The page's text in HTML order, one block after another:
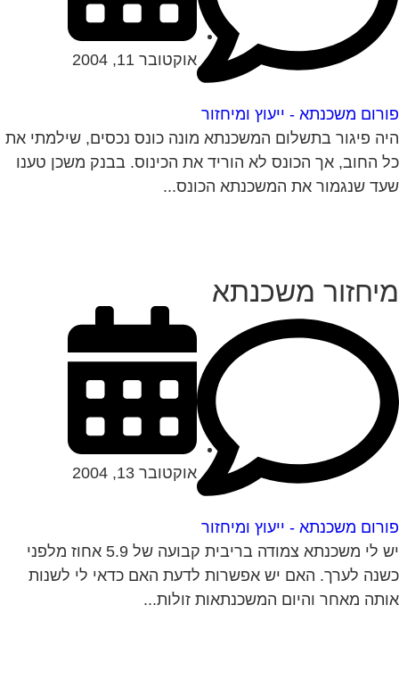
משכנתא - ייעוץ ומיחזור
אוקטובר 11, 2004
פיגור בתשלום המשכנתא מונה כונס נכסים, שילמתי את
החוב, אך הכונס לא הוריד את הכינוס. בבנק משכן טענו
שנגמור את המשכנתא הכונס...
משכנתא
משכנתא - ייעוץ ומיחזור
אוקטובר 13, 2004
יש לי משכנתא צמודה בריבית קבועה של 5.9 אחוז מלפני
לערך. האם יש אפשרות לדעת האם כדאי לי לשנות
מאחר והיום המשכנתאות זולות...